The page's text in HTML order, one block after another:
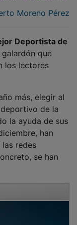
Moreno Pérez
que
los lectores
de la
la ayuda de sus
han
redes
se han